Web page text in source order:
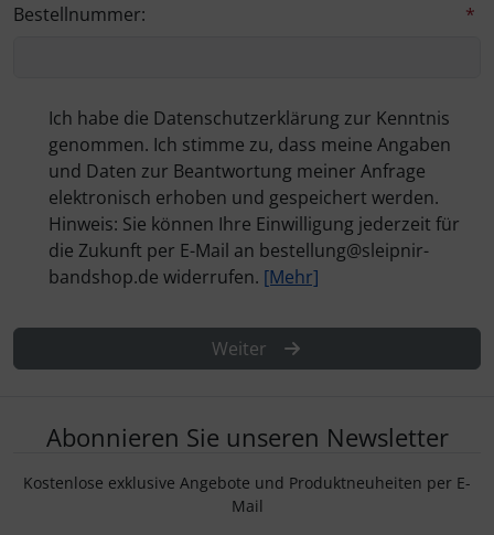
Bestellnummer: *
Ich habe die Datenschutzerklärung zur Kenntnis
genommen. Ich stimme zu, dass meine Angaben
und Daten zur Beantwortung meiner Anfrage
elektronisch erhoben und gespeichert werden.
Hinweis: Sie können Ihre Einwilligung jederzeit für
die Zukunft per E-Mail an bestellung@sleipnir-
bandshop.de widerrufen. [Mehr]
Weiter
Abonnieren Sie unseren Newsletter
Kostenlose exklusive Angebote und Produktneuheiten per E-
Mail